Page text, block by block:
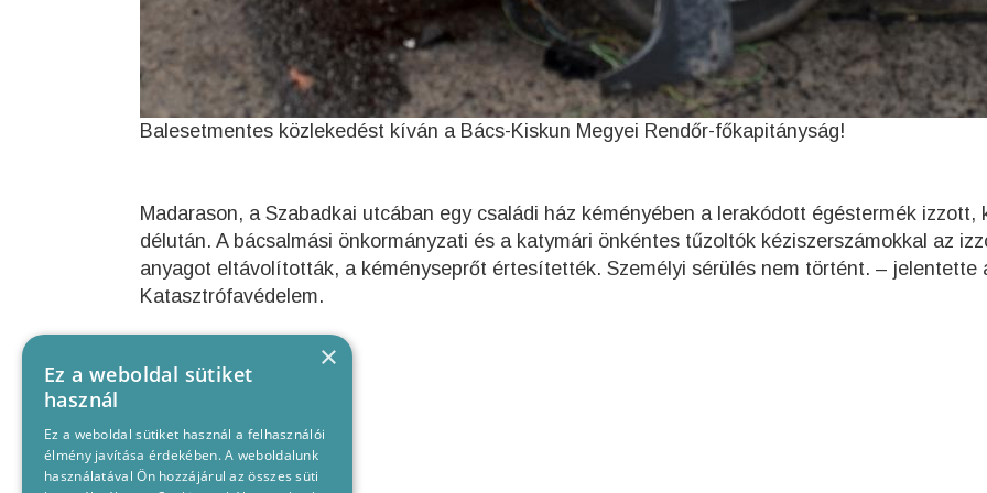
Balesetmentes közlekedést kíván a Bács-Kiskun Megyei Rendőr-főkapitányság!
Madarason, a Szabadkai utcában egy családi ház kéményében a lerakódott égéstermék izzott,
délután. A bácsalmási önkormányzati és a katymári önkéntes tűzoltók kéziszerszámokkal az
anyagot eltávolították, a kéményseprőt értesítették. Személyi sérülés nem történt. – jelentette
Katasztrófavédelem.
×
Ez a weboldal sütiket
használ
Ez a weboldal sütiket használ a felhasználói
élmény javítása érdekében. A weboldalunk
használatával Ön hozzájárul az összes süti